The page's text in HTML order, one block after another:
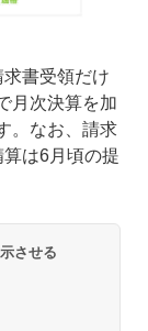
書受領だけ
月次決算を加
。なお、請求
は6月頃の提
させる